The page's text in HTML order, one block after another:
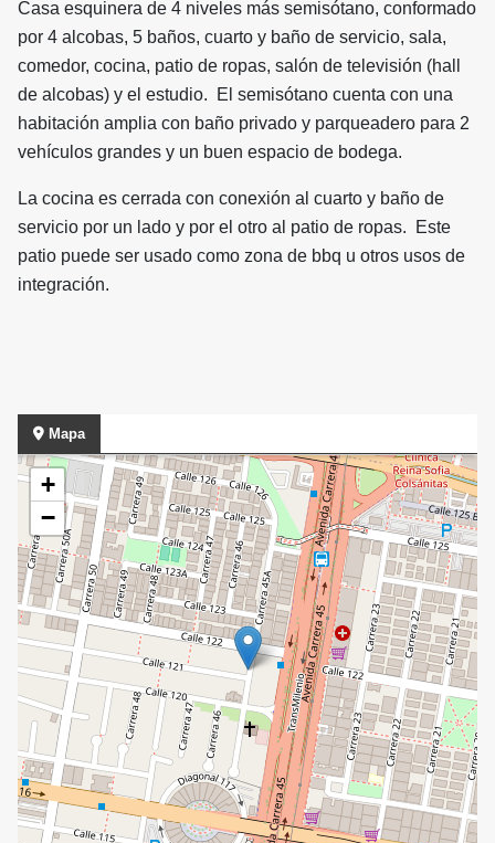
Casa esquinera de 4 niveles más semisótano, conformado
por 4 alcobas, 5 baños, cuarto y baño de servicio, sala,
comedor, cocina, patio de ropas, salón de televisión (hall
de alcobas) y el estudio. El semisótano cuenta con una
habitación amplia con baño privado y parqueadero para 2
vehículos grandes y un buen espacio de bodega.
La cocina es cerrada con conexión al cuarto y baño de
servicio por un lado y por el otro al patio de ropas. Este
patio puede ser usado como zona de bbq u otros usos de
integración.
Mapa
+
−